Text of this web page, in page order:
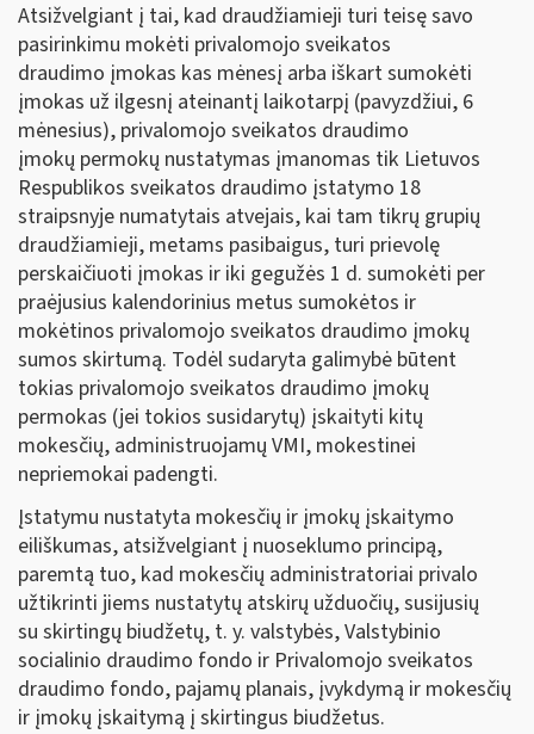
Atsižvelgiant į tai, kad draudžiamieji turi teisę savo
pasirinkimu mokėti privalomojo sveikatos
draudimo įmokas kas mėnesį arba iškart sumokėti
įmokas už ilgesnį ateinantį laikotarpį (pavyzdžiui, 6
mėnesius), privalomojo sveikatos draudimo
įmokų permokų nustatymas įmanomas tik Lietuvos
Respublikos sveikatos draudimo įstatymo 18
straipsnyje numatytais atvejais, kai tam tikrų grupių
draudžiamieji, metams pasibaigus, turi prievolę
perskaičiuoti įmokas ir iki gegužės 1 d. sumokėti per
praėjusius kalendorinius metus sumokėtos ir
mokėtinos privalomojo sveikatos draudimo įmokų
sumos skirtumą. Todėl sudaryta galimybė būtent
tokias privalomojo sveikatos draudimo įmokų
permokas (jei tokios susidarytų) įskaityti kitų
mokesčių, administruojamų VMI, mokestinei
nepriemokai padengti.
Įstatymu nustatyta mokesčių ir įmokų įskaitymo
eiliškumas, atsižvelgiant į nuoseklumo principą,
paremtą tuo, kad mokesčių administratoriai privalo
užtikrinti jiems nustatytų atskirų užduočių, susijusių
su skirtingų biudžetų, t. y. valstybės, Valstybinio
socialinio draudimo fondo ir Privalomojo sveikatos
draudimo fondo, pajamų planais, įvykdymą ir mokesčių
ir įmokų įskaitymą į skirtingus biudžetus.